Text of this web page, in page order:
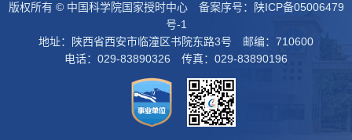
版权所有 © 中国科学院国家授时中心 备案序号：
陕ICP备05006479
号-1
地址：陕西省西安市临潼区书院东路3号 邮编：710600
电话：029-83890326 传真：029-83890196